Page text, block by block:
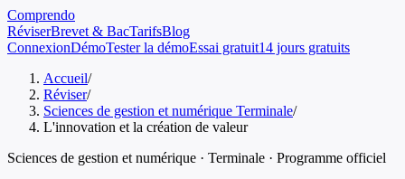
Comprendo
RéviserBrevet & BacTarifsBlog
ConnexionDémoTester la démoEssai gratuit14 jours gratuits
Accueil/
Réviser/
Sciences de gestion et numérique Terminale/
L'innovation et la création de valeur
Sciences de gestion et numérique · Terminale · Programme officiel